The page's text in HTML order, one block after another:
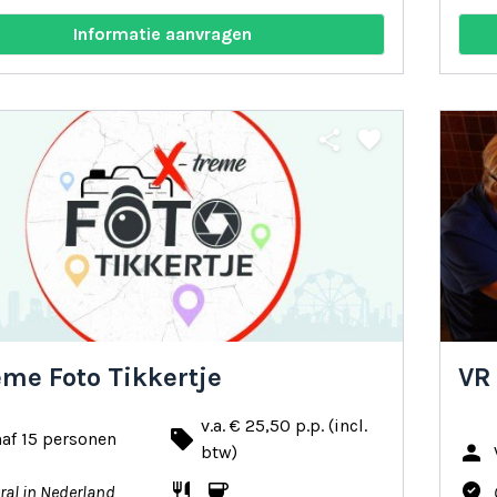
Informatie aanvragen
share favorite
Foto Tikkertje
15 personen local_offer v.a. € 25,50 p.p. (incl.
btw)
in Nederland
person